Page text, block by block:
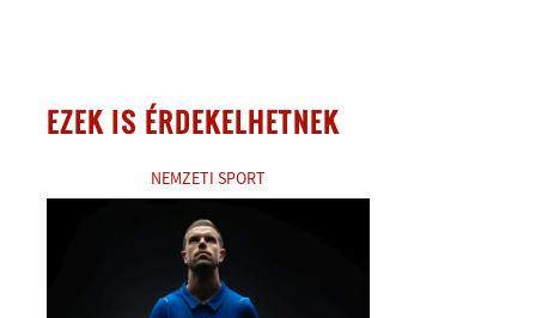
EZEK IS ÉRDEKELHETNEK
NEMZETI SPORT